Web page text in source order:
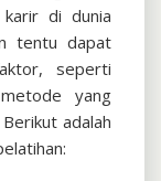
di dunia
tentu dapat
seperti
yang
adalah